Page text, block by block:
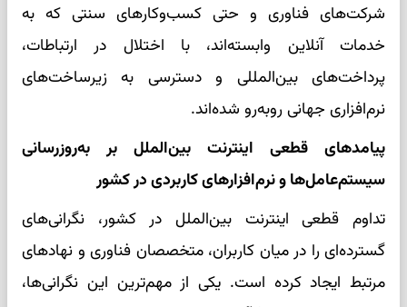
شرکت‌های فناوری و حتی کسب‌وکارهای سنتی که به
خدمات آنلاین وابسته‌اند، با اختلال در ارتباطات،
پرداخت‌های بین‌المللی و دسترسی به زیرساخت‌های
نرم‌افزاری جهانی روبه‌رو شده‌اند.
پیامدهای قطعی اینترنت بین‌الملل بر به‌روزرسانی
سیستم‌عامل‌ها و نرم‌افزارهای کاربردی در کشور
تداوم قطعی اینترنت بین‌الملل در کشور، نگرانی‌های
گسترده‌ای را در میان کاربران، متخصصان فناوری و نهادهای
مرتبط ایجاد کرده است. یکی از مهم‌ترین این نگرانی‌ها،